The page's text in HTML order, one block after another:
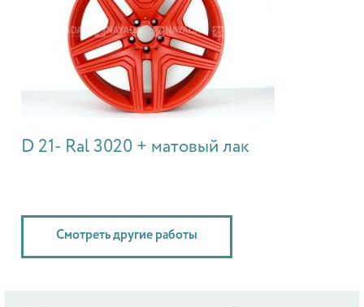
D 21- Ral 3020 + матовый лак
Смотреть другие работы